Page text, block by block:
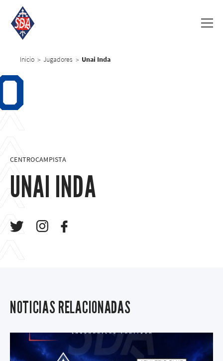
Inicio > Jugadores > Unai Inda
CENTROCAMPISTA
UNAI INDA
NOTICIAS RELACIONADAS